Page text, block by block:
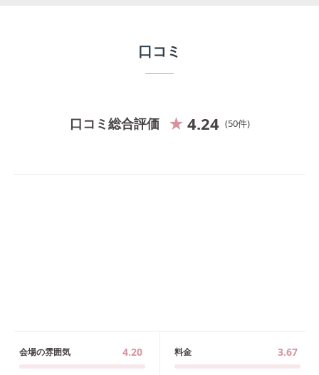
口コミ
口コミ総合評価 4.24 50件
会場の雰囲気 4.20 料金 3.67